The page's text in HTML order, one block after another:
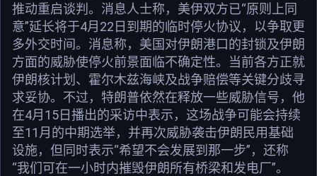
推动重启谈判。消息人士称，美伊双方已“原则上同
意”延长将于4月22日到期的临时停火协议，以争取更
多外交时间。消息称，美国对伊朗港口的封锁及伊朗
方面的威胁使停火前景面临不确定性。当前各方正就
伊朗核计划、霍尔木兹海峡及战争赔偿等关键分歧寻
求妥协。不过，特朗普依然在释放一些威胁信号，他
在4月15日播出的采访中表示，这场战争可能会持续
至11月的中期选举，并再次威胁袭击伊朗民用基础
设施，但同时表示“希望不会发展到那一步”，还称
“我们可在一小时内摧毁伊朗所有桥梁和发电厂”。